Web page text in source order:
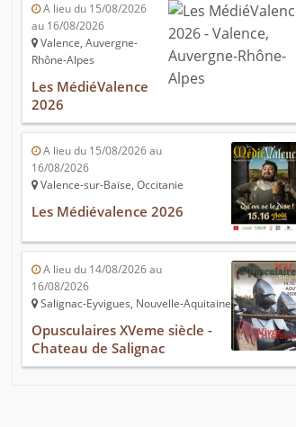
A lieu du 15/08/2026
au 16/08/2026
Valence, Auvergne-
Rhône-Alpes
Les MédiéValence
2026
A lieu du 15/08/2026 au
16/08/2026
Valence-sur-Baïse, Occitanie
Les Médiévalence 2026
A lieu du 14/08/2026 au
16/08/2026
Salignac-Eyvigues, Nouvelle-Aquitaine
Opusculaires XVeme siècle -
Chateau de Salignac